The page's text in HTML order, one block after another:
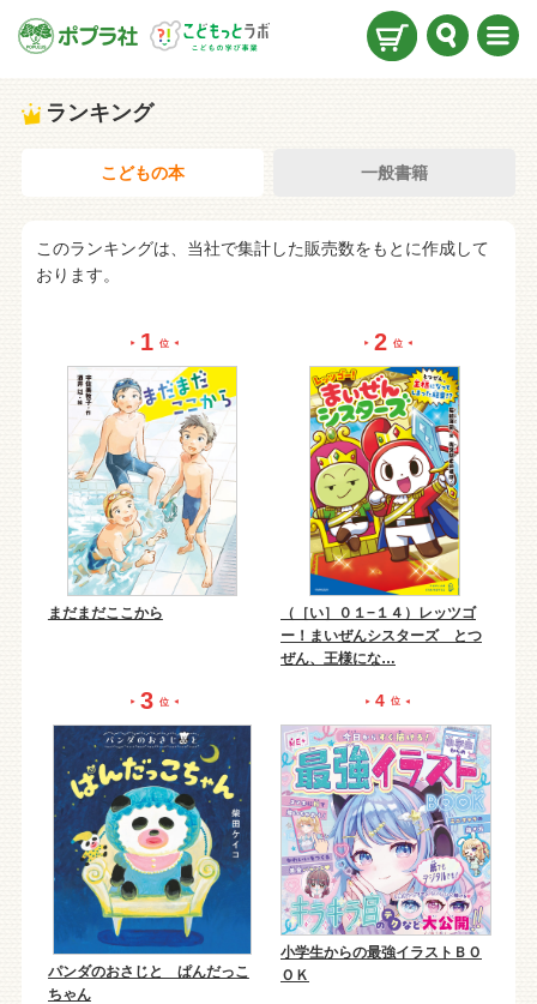
ランキング
こどもの本 一般書籍
このランキングは、当社で集計した販売数をもとに作成して
おります。
1 位
まだまだここから
2 位
（［い］０１−１４）レッツゴ
ー！まいぜんシスターズ とつ
ぜん、王様にな…
3 位
パンダのおさじと ぱんだっこ
ちゃん
4 位
小学生からの最強イラストＢＯ
ＯＫ